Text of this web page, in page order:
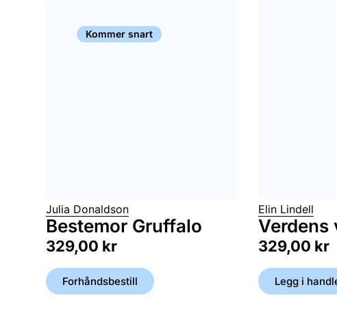
Kommer snart
Julia Donaldson
Bestemor Gruffalo
329,00 kr
Forhåndsbestill
Elin Lindell
Verdens
329,00 kr
Legg i